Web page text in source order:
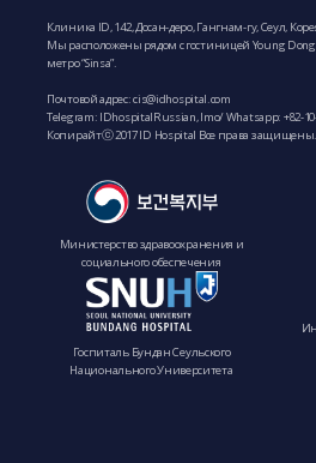
Клиника ID, 142, Досан-деро, Гангнам-гу, Сеул,
Мы расположены рядом с гостиницей Young Dong,
метро “Sinsa”.
Почтовой адрес:cis@idhospital.com
Telegram: IDhospitalRussian, Imo/ Whatsapp: +82-
Копирайтⓒ 2017 ID Hospital Все права защищены.
Министерство здравоохранения и
социального обеспечения
Госпиталь Бундан Сеульского
Национального Университета